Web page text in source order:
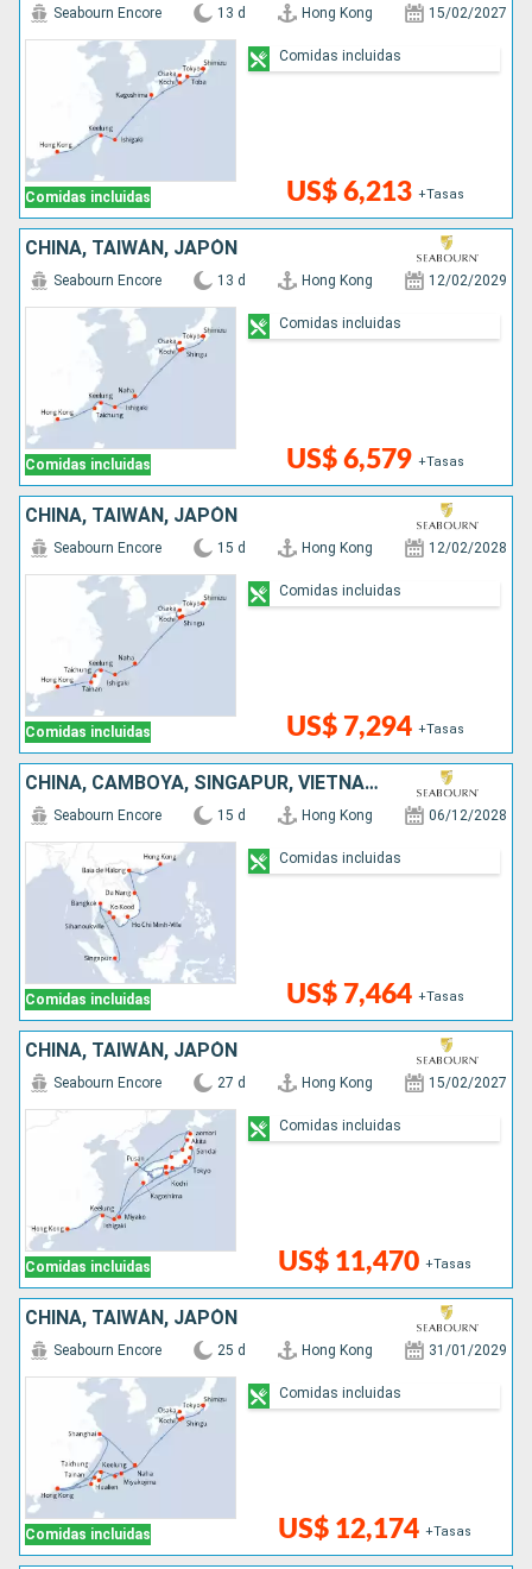
Comidas incluidas
Seabourn Encore 13 d Hong Kong 15/02/2027
US$ 6,213 +Tasas
Comidas incluidas
CHINA, TAIWÁN, JAPÓN
Comidas incluidas
Seabourn Encore 13 d Hong Kong 12/02/2029
US$ 6,579 +Tasas
Comidas incluidas
CHINA, TAIWÁN, JAPÓN
Comidas incluidas
Seabourn Encore 15 d Hong Kong 12/02/2028
US$ 7,294 +Tasas
Comidas incluidas
CHINA, CAMBOYA, SINGAPUR, VIETNAM, TAILANDIA
Comidas incluidas
Seabourn Encore 15 d Hong Kong 06/12/2028
US$ 7,464 +Tasas
Comidas incluidas
CHINA, TAIWÁN, JAPÓN
Comidas incluidas
Seabourn Encore 27 d Hong Kong 15/02/2027
US$ 11,470 +Tasas
Comidas incluidas
CHINA, TAIWÁN, JAPÓN
Comidas incluidas
Seabourn Encore 25 d Hong Kong 31/01/2029
US$ 12,174 +Tasas
Comidas incluidas